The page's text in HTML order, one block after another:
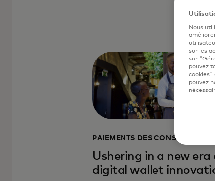
PAIEMENTS DES
Ushering in a new era
digital wallet
Nous
sur les
sur
pouvez
cookies"
pouvez